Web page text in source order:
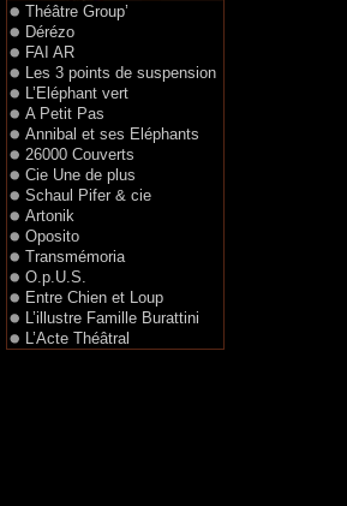
Théâtre Group’
Dérézo
FAI AR
Les 3 points de suspension
L’Eléphant vert
A Petit Pas
Annibal et ses Eléphants
26000 Couverts
Cie Une de plus
Schaul Pifer & cie
Artonik
Oposito
Transmémoria
O.p.U.S.
Entre Chien et Loup
L’illustre Famille Burattini
L’Acte Théâtral